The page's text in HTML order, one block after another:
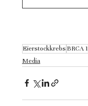
Eierstockkrebs BRCA 1
Media